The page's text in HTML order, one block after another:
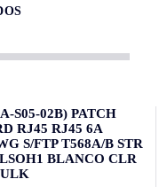
S05-02B) PATCH
RJ45 RJ45 6A
S/FTP T568A/B STR
BLANCO CLR